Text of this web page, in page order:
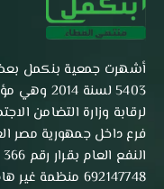
أشهرت جمعية بنكمل بعض
5403 لسنة
لرقابة وزارة التضامن
فرع داخل جمهورية مصر
692147748 منظمة غير هادفه للربح